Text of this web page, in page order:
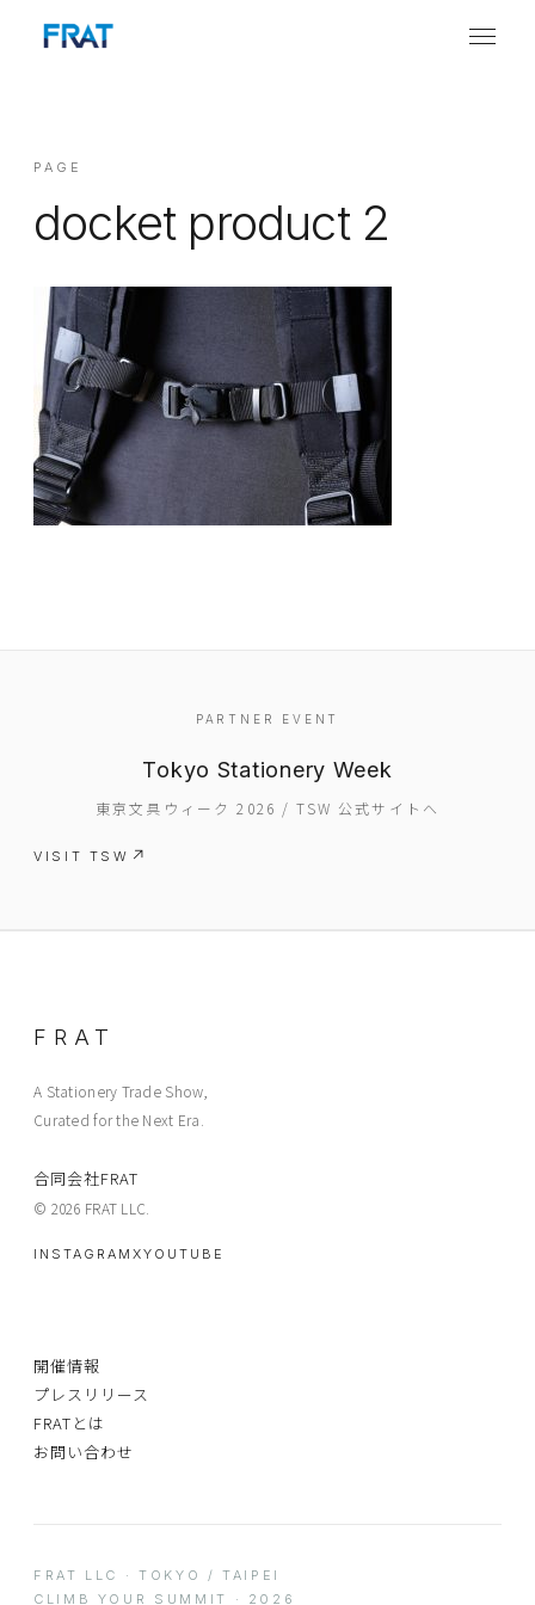
EVENT
PRESS
PAGE
docket product 2
PARTNER EVENT
Tokyo Stationery Week
東京文具ウィーク 2026 / TSW 公式サイトへ
VISIT TSW
FRAT
A Stationery Trade Show,
Curated for the Next Era.
合同会社FRAT
© 2026 FRAT LLC.
INSTAGRAM XYOUTUBE
開催情報
プレスリリース
FRATとは
お問い合わせ
FRAT LLC · TOKYO / TAIPEI
CLIMB YOUR SUMMIT · 2026